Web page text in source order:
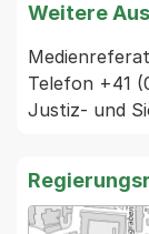
Weitere
Medienreferat
Telefon +41